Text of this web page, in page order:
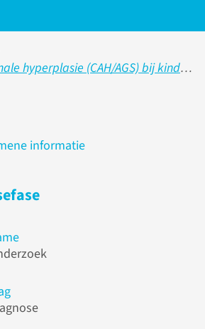
hyperplasie (CAH/AGS) bij kinderen
informatie